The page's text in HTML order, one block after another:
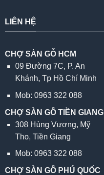
LIÊN HỆ
CHỢ SÀN GỖ HCM
09 Đường 7C, P. An
Khánh, Tp Hồ Chí Minh
Mob: 0963 322 088
CHỢ SÀN GỖ TIỀN GIANG
308 Hùng Vương, Mỹ
Tho, Tiền Giang
Mob: 0963 322 088
CHỢ SÀN GỖ PHÚ QUỐC